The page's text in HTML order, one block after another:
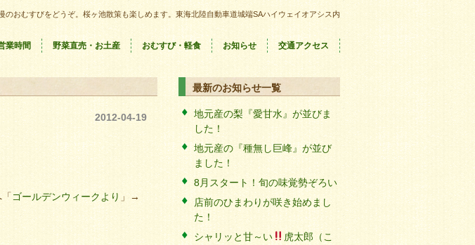
おむすびをどうぞ。桜ヶ池散策も楽しめます。東海北陸自動車道城端SAハイウェイオアシス内
業時間 野菜直売・お土産 おむすび・軽食 お知らせ 交通アクセス
2012-04-19
ゴールデンウィークより 」→
最新のお知らせ一覧
地元産の梨『愛甘水』が並びま
した！
地元産の『種無し巨峰』が並び
ました！
8月スタート！旬の味覚勢ぞろい
店前のひまわりが咲き始めまし
た！
シャリッと甘～い
虎太郎（こ